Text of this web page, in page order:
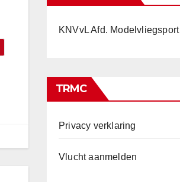
KNVvL Afd. Modelvliegsport
TRMC
Privacy verklaring
Vlucht aanmelden